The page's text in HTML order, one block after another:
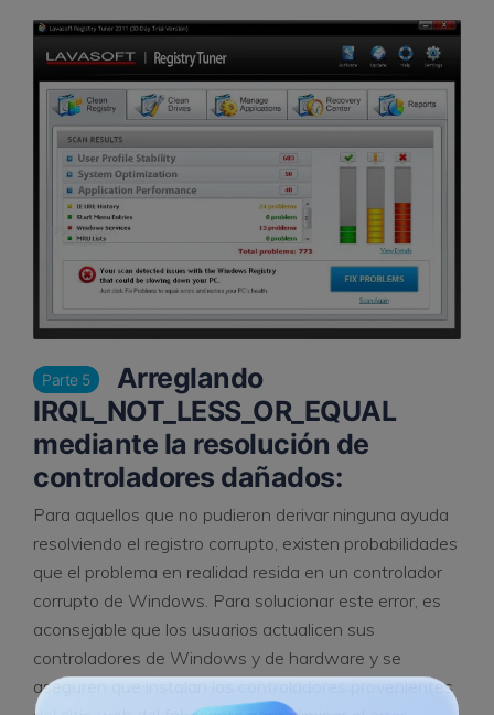
Parte 5
Arreglando
IRQL_NOT_LESS_OR_EQUAL
mediante la resolución de
controladores dañados:
Para aquellos que no pudieron derivar ninguna ayuda
resolviendo el registro corrupto, existen probabilidades
que el problema en realidad resida en un controlador
corrupto de Windows. Para solucionar este error, es
aconsejable que los usuarios actualicen sus
controladores de Windows y de hardware y se
aseguren que instalan los controladores provenientes